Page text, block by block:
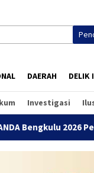
DAERAH DELIK
Investigasi
Silaturahmi Lintas